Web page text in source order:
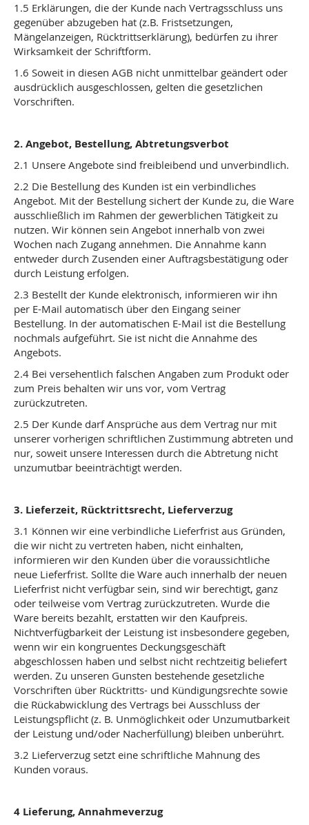
1.5 Erklärungen, die der Kunde nach Vertragsschluss uns
gegenüber abzugeben hat (z.B. Fristsetzungen,
Mängelanzeigen, Rücktrittserklärung), bedürfen zu ihrer
Wirksamkeit der Schriftform.
1.6 Soweit in diesen AGB nicht unmittelbar geändert oder
ausdrücklich ausgeschlossen, gelten die gesetzlichen
Vorschriften.
2. Angebot, Bestellung, Abtretungsverbot
2.1 Unsere Angebote sind freibleibend und unverbindlich.
2.2 Die Bestellung des Kunden ist ein verbindliches
Angebot. Mit der Bestellung sichert der Kunde zu, die Ware
ausschließlich im Rahmen der gewerblichen Tätigkeit zu
nutzen. Wir können sein Angebot innerhalb von zwei
Wochen nach Zugang annehmen. Die Annahme kann
entweder durch Zusenden einer Auftragsbestätigung oder
durch Leistung erfolgen.
2.3 Bestellt der Kunde elektronisch, informieren wir ihn
per E-Mail automatisch über den Eingang seiner
Bestellung. In der automatischen E-Mail ist die Bestellung
nochmals aufgeführt. Sie ist nicht die Annahme des
Angebots.
2.4 Bei versehentlich falschen Angaben zum Produkt oder
zum Preis behalten wir uns vor, vom Vertrag
zurückzutreten.
2.5 Der Kunde darf Ansprüche aus dem Vertrag nur mit
unserer vorherigen schriftlichen Zustimmung abtreten und
nur, soweit unsere Interessen durch die Abtretung nicht
unzumutbar beeinträchtigt werden.
3. Lieferzeit, Rücktrittsrecht, Lieferverzug
3.1 Können wir eine verbindliche Lieferfrist aus Gründen,
die wir nicht zu vertreten haben, nicht einhalten,
informieren wir den Kunden über die voraussichtliche
neue Lieferfrist. Sollte die Ware auch innerhalb der neuen
Lieferfrist nicht verfügbar sein, sind wir berechtigt, ganz
oder teilweise vom Vertrag zurückzutreten. Wurde die
Ware bereits bezahlt, erstatten wir den Kaufpreis.
Nichtverfügbarkeit der Leistung ist insbesondere gegeben,
wenn wir ein kongruentes Deckungsgeschäft
abgeschlossen haben und selbst nicht rechtzeitig beliefert
werden. Zu unseren Gunsten bestehende gesetzliche
Vorschriften über Rücktritts- und Kündigungsrechte sowie
die Rückabwicklung des Vertrags bei Ausschluss der
Leistungspflicht (z. B. Unmöglichkeit oder Unzumutbarkeit
der Leistung und/oder Nacherfüllung) bleiben unberührt.
3.2 Lieferverzug setzt eine schriftliche Mahnung des
Kunden voraus.
4 Lieferung, Annahmeverzug